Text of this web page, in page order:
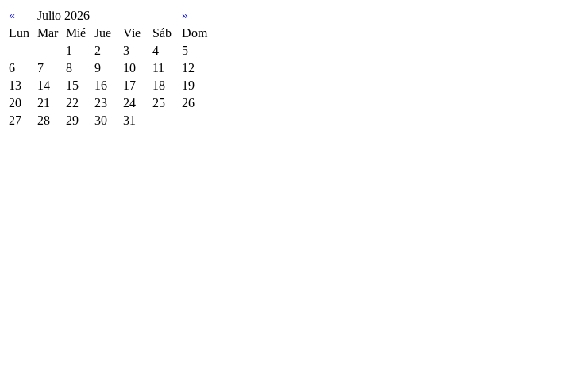
« Julio 2026
»
Lun
Mar Mié Jue Vie Sáb
Dom
1
2 3 4
5
6
7 8 9 10 11
12
13
14 15 16 17 18
19
20
21 22 23 24 25
26
27
28 29 30 31